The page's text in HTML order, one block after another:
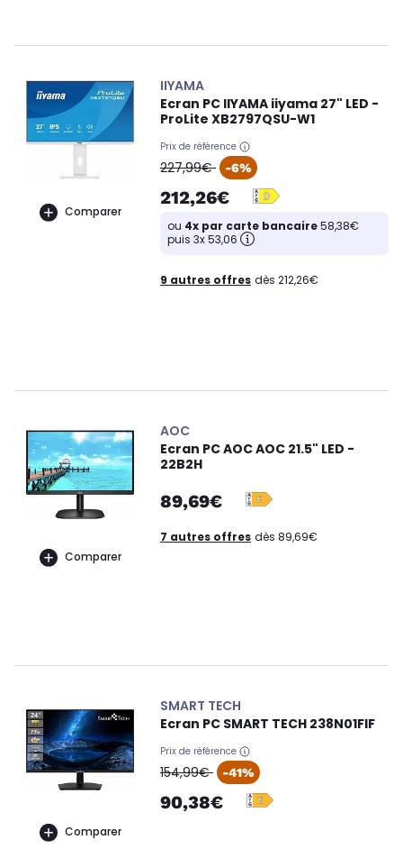
Comparer
IIYAMA
Ecran PC IIYAMA iiyama 27" LED -
ProLite XB2797QSU-W1
Prix de référence
oldPrice
227,99€ -6%
212,26€
ou 4x par carte bancaire58,38€
puis 3x 53,06
9 autres offres dès 212,26€
Comparer
AOC
Ecran PC AOC AOC 21.5" LED -
22B2H
89,69€
7 autres offres dès 89,69€
Comparer
SMART TECH
Ecran PC SMART TECH 238N01FIF
Prix de référence
oldPrice
154,99€ -41%
90,38€